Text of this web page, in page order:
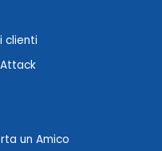
clienti
un Amico